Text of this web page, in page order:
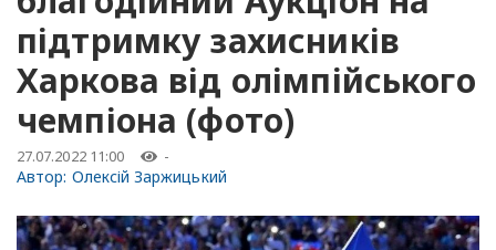
підтримку захисників
Харкова від олімпійського
чемпіона (фото)
27.07.2022 11:00 -
Автор: Олексій Заржицький